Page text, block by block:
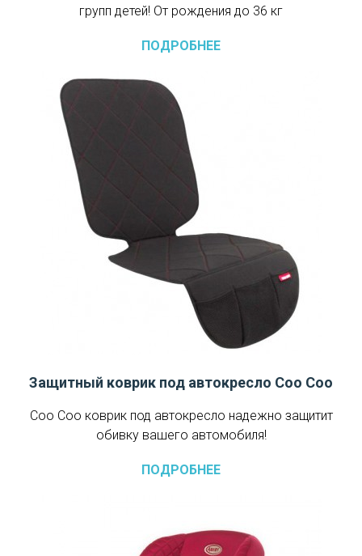
групп детей! От рождения до 36 кг
ПОДРОБНЕЕ
Защитный коврик под автокресло Coo Coo
Coo Coo коврик под автокресло надежно защитит
обивку вашего автомобиля!
ПОДРОБНЕЕ